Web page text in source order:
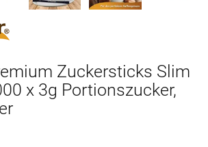
Zuckersticks Slim
x 3g Portionszucker,